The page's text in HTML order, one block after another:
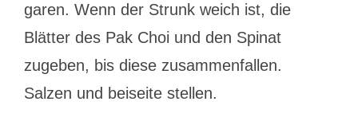
garen. Wenn der Strunk weich ist, die
Blätter des Pak Choi und den Spinat
zugeben, bis diese zusammenfallen.
Salzen und beiseite stellen.